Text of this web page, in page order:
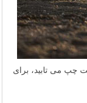
چپ می تابید، برای